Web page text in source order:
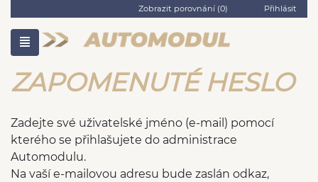
Zobrazit porovnání (0) Přihlásit
ZAPOMENUTÉ HESLO
Zadejte své uživatelské jméno (e-mail) pomocí
kterého se přihlašujete do administrace
Automodulu.
Na vaší e-mailovou adresu bude zaslán odkaz,